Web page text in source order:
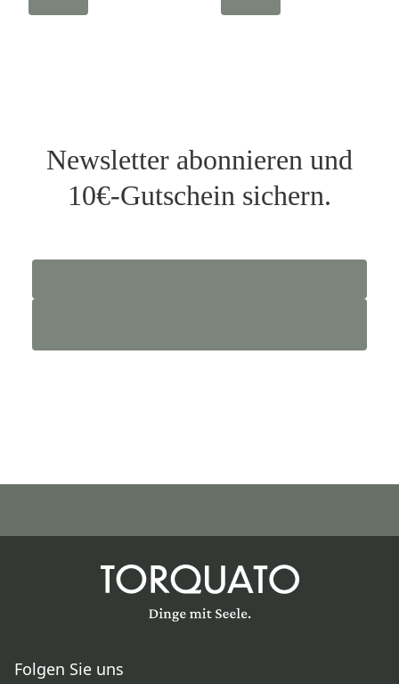
Newsletter abonnieren und
10€-Gutschein sichern.
Folgen Sie uns